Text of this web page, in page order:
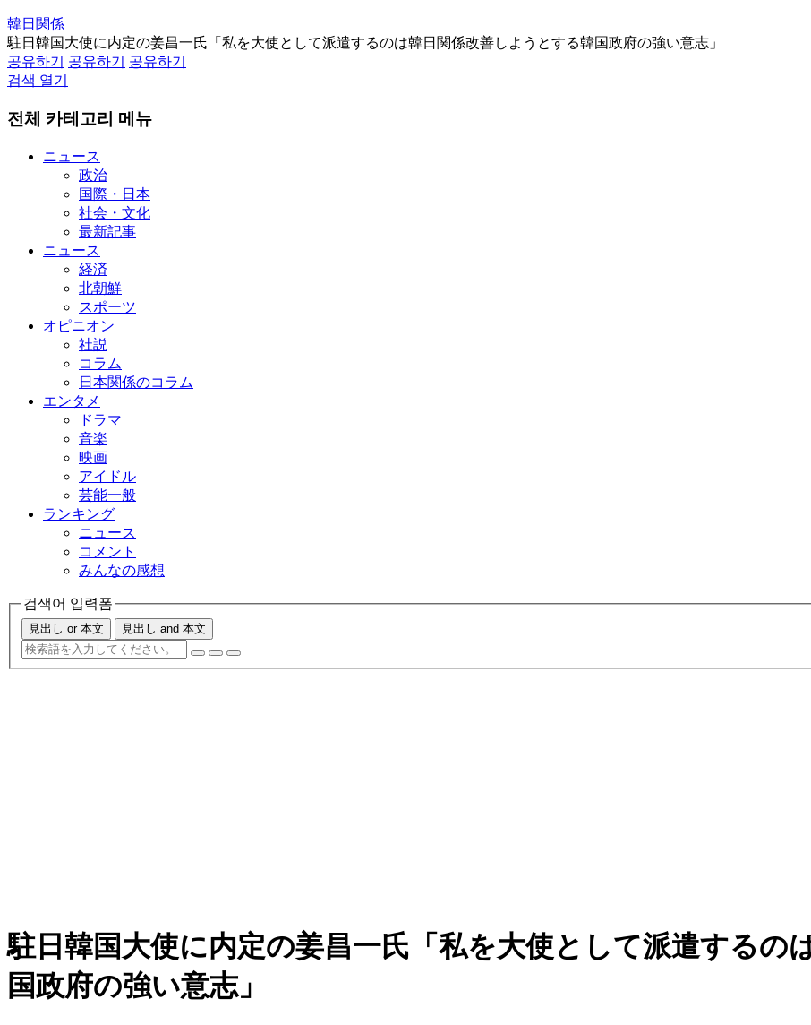
韓日関係
駐日韓国大使に内定の姜昌一氏「私を大使として派遣するのは韓日関係改善しようとする韓国政府の強い意志」
공유하기
공유하기
공유하기
검색 열기
전체 카테고리 메뉴
ニュース
政治
国際・日本
社会・文化
最新記事
ニュース
経済
北朝鮮
スポーツ
オピニオン
社説
コラム
日本関係のコラム
エンタメ
ドラマ
音楽
映画
アイドル
芸能一般
ランキング
ニュース
コメント
みんなの感想
검색어 입력폼
見出し or 本文 見出し and 本文
駐日韓国大使に内定の姜昌一氏「私を大使として派遣するの
国政府の強い意志」